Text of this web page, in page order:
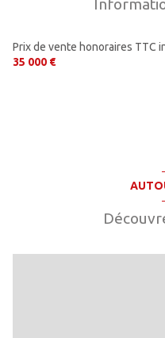
Prix de vente honoraires TTC
35 000 €